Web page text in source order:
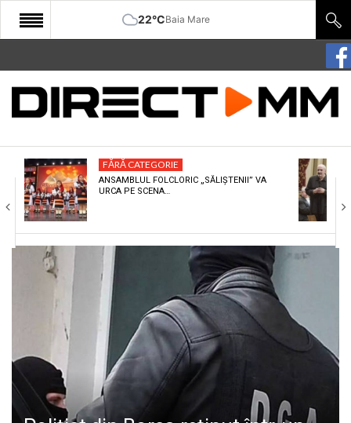
22°CBaia Mare
START
COMUNITATE
CULTURA
ECONOMIE
SANATATE
SPORT
SPECIAL
POLITIC
LIFE
FĂRĂ CATEGORIE
ANSAMBLUL FOLCLORIC „SĂLIȘTENII” VA
URCA PE SCENA…